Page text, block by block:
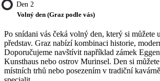
Den 2
Volný den (Graz podle vás)
Po snídani vás čeká volný den, který si můžete
představ. Graz nabízí kombinaci historie,
Doporučujeme navštívit například zámek
Kunsthaus nebo ostrov Murinsel. Den si
místních trhů nebo posezením v tradiční